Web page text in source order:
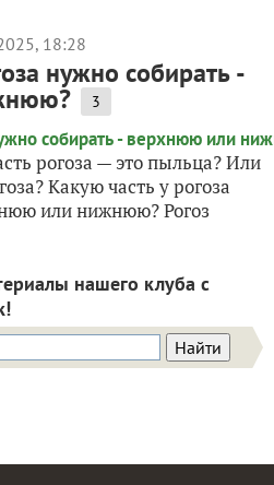
18:28
нужно собирать -
3
рогоза — это пыльца? Или
Какую часть у рогоза
или нижнюю? Рогоз
нашего клуба с